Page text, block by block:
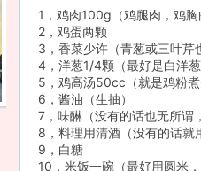
1，鸡肉100g（鸡腿肉，鸡胸
2，鸡蛋两颗
3，香菜少许（青葱或三叶芹
4，洋葱1/4颗（最好是白洋葱
5，鸡高汤50cc（就是鸡粉煮
6，酱油（生抽）
7，味醂（没有的话也无所谓
8，料理用清酒（没有的话就
9，白糖
10，米饭一碗（最好用圆米